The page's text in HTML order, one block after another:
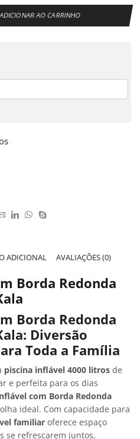
AO CARRINHO
ADICIONAL AVALIAÇÕES (0)
Borda Redonda
Borda Redonda
Diversão
Toda a Família
piscina inflável 4000 litros de
e perfeita para os dias
com Borda Redonda
ideal. Com capacidade para
familiar oferece espaço
se refrescarem juntos,